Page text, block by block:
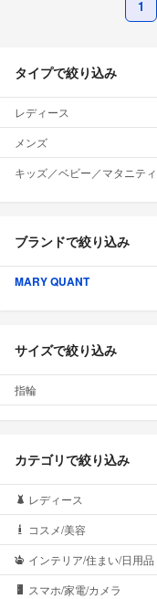
1
タイプで絞り込み
レディース
メンズ
キッズ／ベビー／マタニティ
ブランドで絞り込み
MARY QUANT
サイズで絞り込み
指輪
カテゴリで絞り込み
レディース
コスメ/美容
インテリア/住まい/日用品
スマホ/家電/カメラ